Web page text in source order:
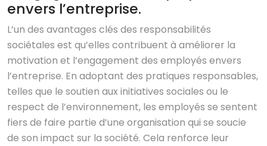
envers l’entreprise.
L’un des avantages clés des responsabilités
sociétales est qu’elles contribuent à améliorer la
motivation et l’engagement des employés envers
l’entreprise. En adoptant des pratiques responsables,
telles que le soutien aux initiatives sociales ou le
respect de l’environnement, les employés se sentent
fiers de faire partie d’une organisation qui se soucie
de son impact sur la société. Cela renforce leur